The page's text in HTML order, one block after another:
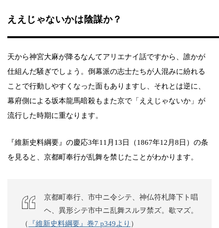
ええじゃないかは陰謀か？
天から神宮大麻が降るなんてアリエナイ話ですから、誰かが
仕組んだ騒ぎでしょう。倒幕派の志士たちが人混みに紛れる
ことで行動しやすくなった面もありますし、それとは逆に、
幕府側による坂本龍馬暗殺もまた京で「ええじゃないか」が
流行した時期に重なります。
『維新史料綱要』の慶応3年11月13日（1867年12月8日）の条
を見ると、京都町奉行が乱舞を禁じたことがわかります。
京都町奉行、市中ニ令シテ、神仏符札降下ト唱
ヘ、異形シテ市中ニ乱舞スルヲ禁ズ。歇マズ。
（
『維新史料綱要』巻7 p349より ）